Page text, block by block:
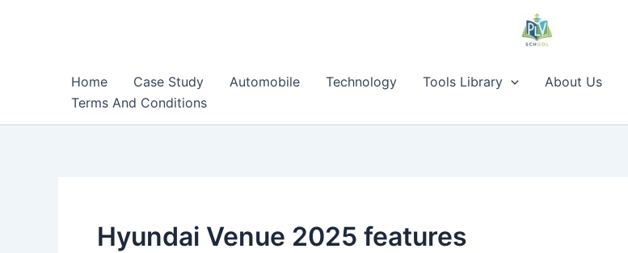
Home Case Study Automobile Technology Tools Library About Us
Terms And Conditions
Hyundai Venue 2025 features